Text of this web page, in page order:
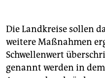
Die Landkreise sollen
weitere Maßnahmen
Schwellenwert
genannt werden in